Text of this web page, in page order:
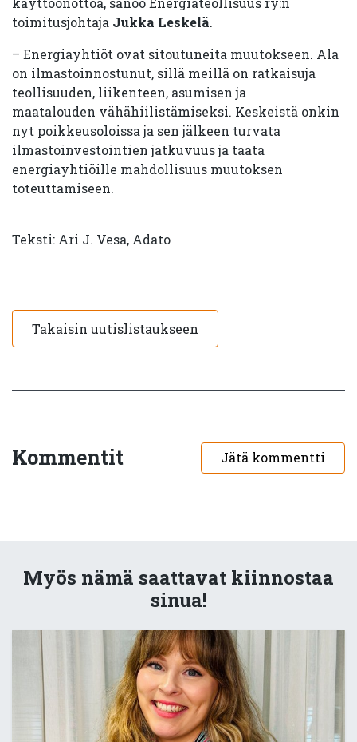
toimitusjohtaja Jukka Leskelä.
– Energiayhtiöt ovat sitoutuneita muutokseen. Ala
on ilmastoinnostunut, sillä meillä on ratkaisuja
teollisuuden, liikenteen, asumisen ja
maatalouden vähähiilistämiseksi. Keskeistä onkin
nyt poikkeusoloissa ja sen jälkeen turvata
ilmastoinvestointien jatkuvuus ja taata
energiayhtiöille mahdollisuus muutoksen
toteuttamiseen.
Teksti: Ari J. Vesa, Adato
Takaisin uutislistaukseen
Kommentit Jätä kommentti
Myös nämä saattavat kiinnostaa
sinua!